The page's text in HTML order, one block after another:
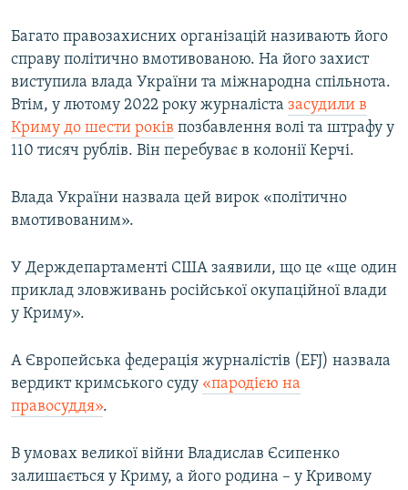
Багато правозахисних організацій називають його
справу політично вмотивованою. На його захист
виступила влада України та міжнародна спільнота.
Втім, у лютому 2022 року журналіста засудили в
Криму до шести років позбавлення волі та штрафу у
110 тисяч рублів. Він перебуває в колонії Керчі.
Влада України назвала цей вирок «політично
вмотивованим».
У Держдепартаменті США заявили, що це «ще один
приклад зловживань російської окупаційної влади
у Криму».
А Європейська федерація журналістів (EFJ) назвала
вердикт кримського суду «пародією на
правосуддя».
В умовах великої війни Владислав Єсипенко
залишається у Криму, а його родина – у Кривому